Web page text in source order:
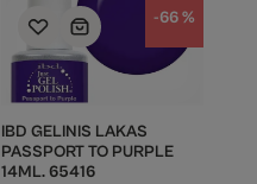
-66 %
IBD GELINIS LAKAS
PASSPORT TO PURPLE
14ML. 65416